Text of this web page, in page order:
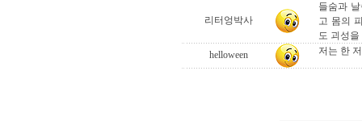
리터엉박사
들숨과
고 몸의
도 괴성
helloween
저는 한